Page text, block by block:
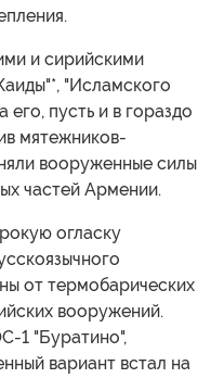
и сирийскими
"Исламского
его, пусть и в гораздо
мятежников-
вооруженные силы
частей Армении.
огласку
от термобарических
вооружений.
1 "Буратино",
вариант встал на